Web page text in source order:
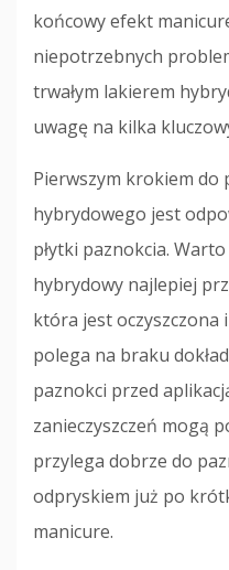
końcowy efekt
niepotrzebnych
trwałym lakierem
uwagę na kilka
Pierwszym krokiem do
hybrydowego jest
płytki paznokcia.
hybrydowy najlepiej
która jest oczyszczona
polega na braku
paznokci przed
zanieczyszczeń mogą
przylega dobrze do
odpryskiem już po
manicure.